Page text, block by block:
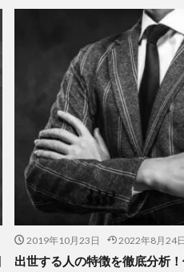
2019年10月23日 2022年8月24日
出世する人の特徴を徹底分析